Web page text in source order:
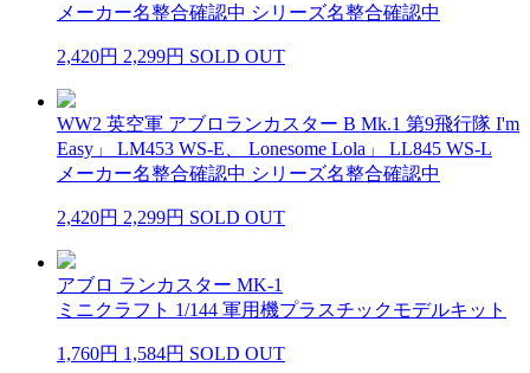
メーカー名整合確認中 シリーズ名整合確認中
2,420円 2,299円 SOLD OUT
WW2 英空軍 アブロランカスター B Mk.1 第9飛行隊 I'm
Easy」 LM453 WS-E、 Lonesome Lola」 LL845 WS-L
メーカー名整合確認中 シリーズ名整合確認中
2,420円 2,299円 SOLD OUT
アブロ ランカスター MK-1
ミニクラフト 1/144 軍用機プラスチックモデルキット
1,760円 1,584円 SOLD OUT